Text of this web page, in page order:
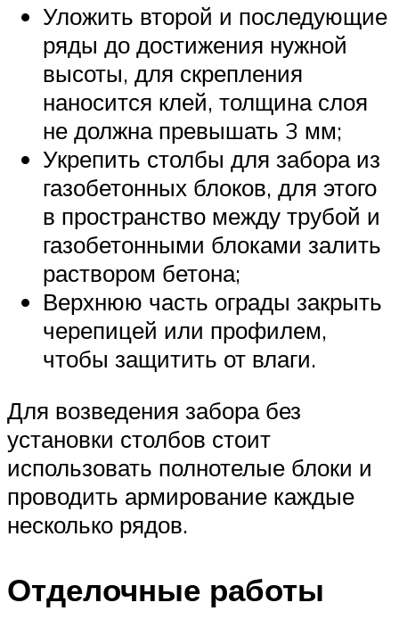
Уложить второй и последующие
ряды до достижения нужной
высоты, для скрепления
наносится клей, толщина слоя
не должна превышать 3 мм;
Укрепить столбы для забора из
газобетонных блоков, для этого
в пространство между трубой и
газобетонными блоками залить
раствором бетона;
Верхнюю часть ограды закрыть
черепицей или профилем,
чтобы защитить от влаги.
Для возведения забора без
установки столбов стоит
использовать полнотелые блоки и
проводить армирование каждые
несколько рядов.
Отделочные работы